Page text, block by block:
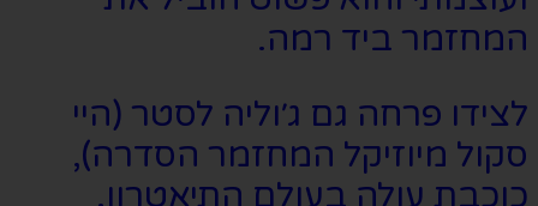
המחזמר ביד רמה.
לצידו פרחה גם ג׳וליה לסטר (היי
סקול מיוזיקל המחזמר הסדרה),
כוכבת עולה בעולם התיאטרון.